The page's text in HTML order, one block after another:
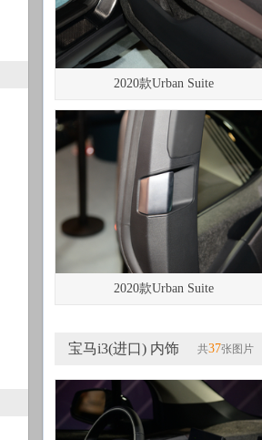
2020款Urban Suite
2020款Urban Suite
宝马i3(进口) 内饰 共37张图片